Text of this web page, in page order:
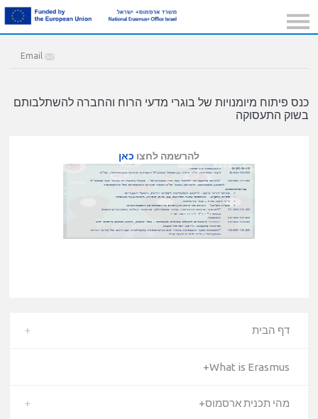
Email
כנס פיתוח מיומנויות של בוגרי מדעי הרוח והחברה להשתלבותם
בשוק התעסוקה
להרשמה לחצו כאן
דף הבית
What is Erasmus+
מהי תכנית ארסמוס+